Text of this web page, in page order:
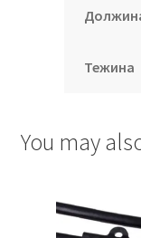
Тежина
You may